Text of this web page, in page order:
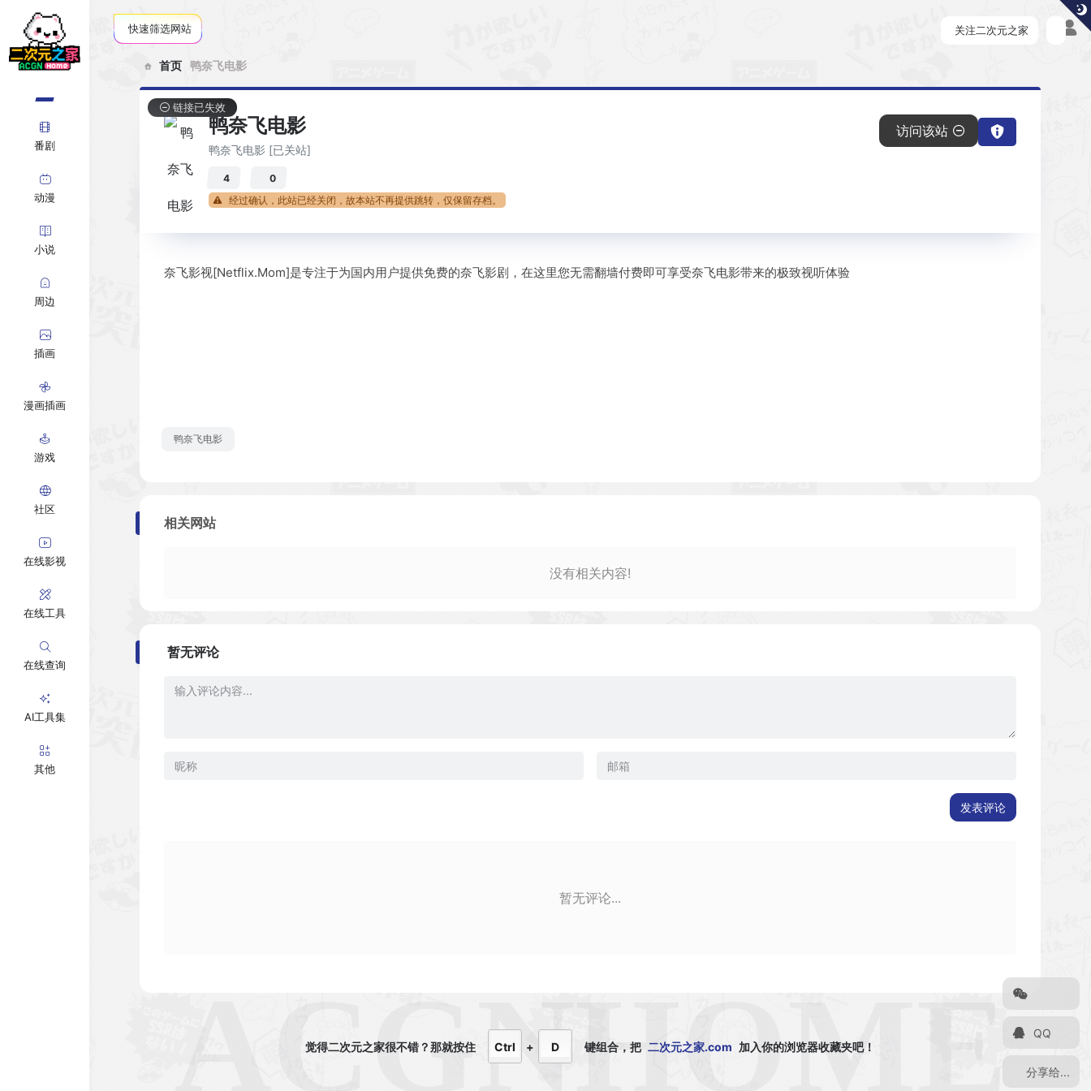
番剧
动漫
小说
周边
插画
漫画插画
游戏
社区
在线影视
在线工具
在线查询
AI工具集
其他
快速筛选网站 关注二次元之家
首页 鸭奈飞电影
鸭奈飞电影
鸭奈飞电影 [已关站]
4 0
链接已失效
访问该站
经过确认，此站已经关闭，故本站不再提供跳转，仅保留存档。
奈飞影视[Netflix.Mom]是专注于为国内用户提供免费的奈飞影剧，在这里您无需翻墙付费即可享受奈飞电影带来的极致视听体验
鸭奈飞电影
相关网站
没有相关内容!
暂无评论
发表评论
暂无评论...
觉得二次元之家很不错？那就按住 Ctrl + D 键组合， 把 二次元之家.com 加入你的浏览器收藏夹吧！
QQ
分享给...